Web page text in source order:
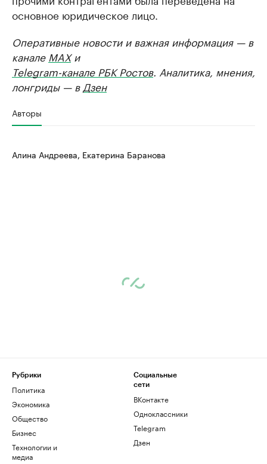
основное юридическое лицо.
Оперативные новости и важная информация — в
канале MAXи
Telegram-канале РБК Ростов. Аналитика, мнения,
лонгриды — в Дзен
Авторы
Алина Андреева, Екатерина Баранова
Рубрики
Политика
Экономика
Общество
Бизнес
Технологии и
медиа
Социальные
сети
ВКонтакте
Одноклассники
Telegram
Дзен